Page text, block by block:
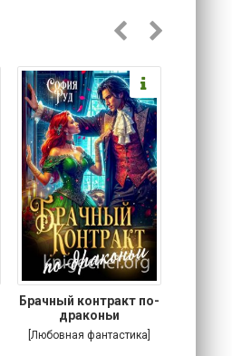
Брачный контракт по-
драконьи
[Любовная фантастика]